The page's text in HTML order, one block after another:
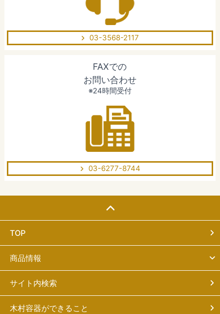
03-3568-2117
FAXでの
お問い合わせ
※24時間受付
03-6277-8744
TOP
商品情報
サイト内検索
木村容器ができること